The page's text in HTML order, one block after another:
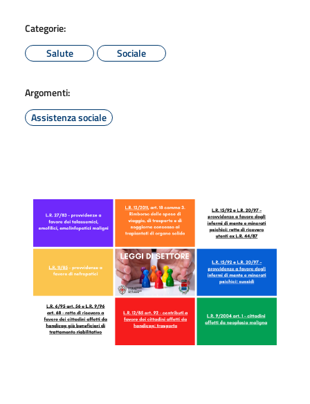
Categorie:
Salute
Sociale
Argomenti:
Assistenza sociale